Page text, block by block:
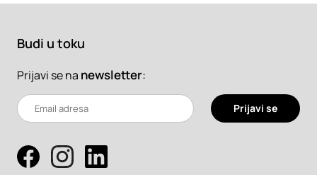
Budi u toku
Prijavi se na newsletter:
Prijavi se